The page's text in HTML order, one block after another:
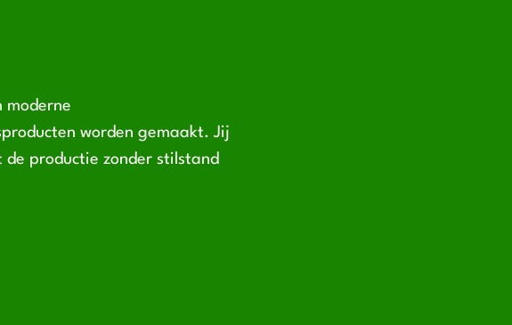
moderne
worden gemaakt. Jij
productie zonder stilstand